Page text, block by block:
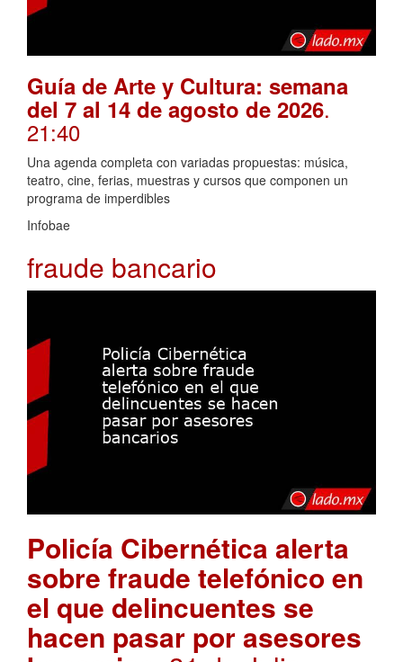
Guía de Arte y Cultura: semana
del 7 al 14 de agosto de 2026.
21:40
Una agenda completa con variadas propuestas: música,
teatro, cine, ferias, muestras y cursos que componen un
programa de imperdibles
Infobae
fraude bancario
Policía Cibernética alerta
sobre fraude telefónico en
el que delincuentes se
hacen pasar por asesores